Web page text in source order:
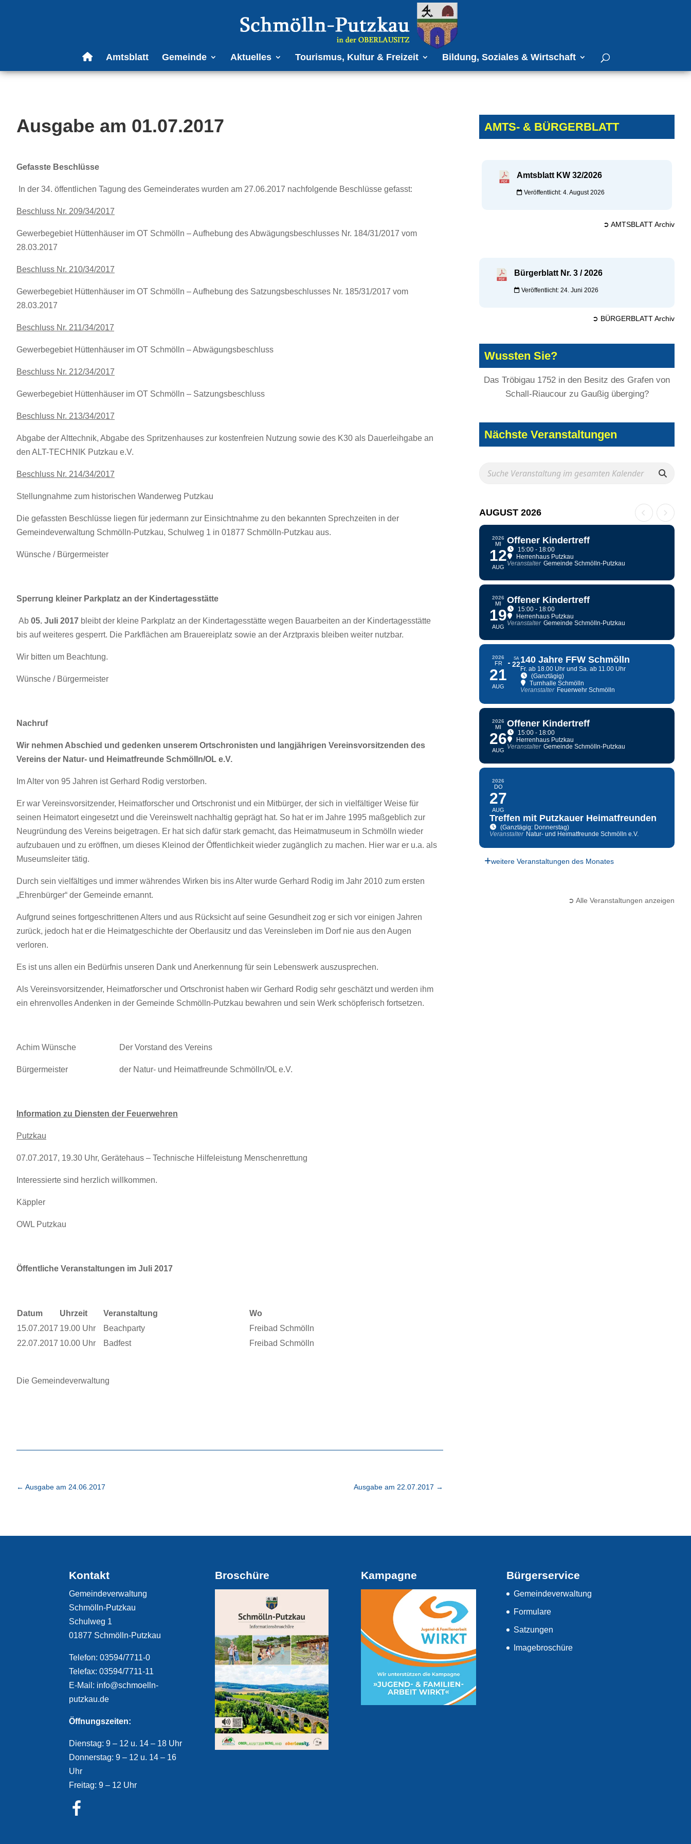
Amtsblatt Gemeinde Aktuelles Tourismus, Kultur & Freizeit Bildung, Soziales & Wirtschaft
Ausgabe am 01.07.2017
Gefasste Beschlüsse
In der 34. öffentlichen Tagung des Gemeinderates wurden am 27.06.2017 nachfolgende Beschlüsse gefasst:
Beschluss Nr. 209/34/2017
Gewerbegebiet Hüttenhäuser im OT Schmölln – Aufhebung des Abwägungsbeschlusses Nr. 184/31/2017 vom
28.03.2017
Beschluss Nr. 210/34/2017
Gewerbegebiet Hüttenhäuser im OT Schmölln – Aufhebung des Satzungsbeschlusses Nr. 185/31/2017 vom
28.03.2017
Beschluss Nr. 211/34/2017
Gewerbegebiet Hüttenhäuser im OT Schmölln – Abwägungsbeschluss
Beschluss Nr. 212/34/2017
Gewerbegebiet Hüttenhäuser im OT Schmölln – Satzungsbeschluss
Beschluss Nr. 213/34/2017
Abgabe der Alttechnik, Abgabe des Spritzenhauses zur kostenfreien Nutzung sowie des K30 als Dauerleihgabe an
den ALT-TECHNIK Putzkau e.V.
Beschluss Nr. 214/34/2017
Stellungnahme zum historischen Wanderweg Putzkau
Die gefassten Beschlüsse liegen für jedermann zur Einsichtnahme zu den bekannten Sprechzeiten in der
Gemeindeverwaltung Schmölln-Putzkau, Schulweg 1 in 01877 Schmölln-Putzkau aus.
Wünsche / Bürgermeister
Sperrung kleiner Parkplatz an der Kindertagesstätte
Ab 05. Juli 2017 bleibt der kleine Parkplatz an der Kindertagesstätte wegen Bauarbeiten an der Kindertagesstätte
bis auf weiteres gesperrt. Die Parkflächen am Brauereiplatz sowie an der Arztpraxis bleiben weiter nutzbar.
Wir bitten um Beachtung.
Wünsche / Bürgermeister
Nachruf
Wir nehmen Abschied und gedenken unserem Ortschronisten und langjährigen Vereinsvorsitzenden des
Vereins der Natur- und Heimatfreunde Schmölln/OL e.V.
Im Alter von 95 Jahren ist Gerhard Rodig verstorben.
Er war Vereinsvorsitzender, Heimatforscher und Ortschronist und ein Mitbürger, der sich in vielfältiger Weise für
seinen Heimatort eingesetzt und die Vereinswelt nachhaltig geprägt hat. So hat er im Jahre 1995 maßgeblich zur
Neugründung des Vereins beigetragen. Er hat sich dafür stark gemacht, das Heimatmuseum in Schmölln wieder
aufzubauen und zu eröffnen, um dieses Kleinod der Öffentlichkeit wieder zugänglich zu machen. Hier war er u.a. als
Museumsleiter tätig.
Durch sein vielfältiges und immer währendes Wirken bis ins Alter wurde Gerhard Rodig im Jahr 2010 zum ersten
„Ehrenbürger“ der Gemeinde ernannt.
Aufgrund seines fortgeschrittenen Alters und aus Rücksicht auf seine Gesundheit zog er sich vor einigen Jahren
zurück, jedoch hat er die Heimatgeschichte der Oberlausitz und das Vereinsleben im Dorf nie aus den Augen
verloren.
Es ist uns allen ein Bedürfnis unseren Dank und Anerkennung für sein Lebenswerk auszusprechen.
Als Vereinsvorsitzender, Heimatforscher und Ortschronist haben wir Gerhard Rodig sehr geschätzt und werden ihm
ein ehrenvolles Andenken in der Gemeinde Schmölln-Putzkau bewahren und sein Werk schöpferisch fortsetzen.
Achim Wünsche Der Vorstand des Vereins
Bürgermeister der Natur- und Heimatfreunde Schmölln/OL e.V.
Information zu Diensten der Feuerwehren
Putzkau
07.07.2017, 19.30 Uhr, Gerätehaus – Technische Hilfeleistung Menschenrettung
Interessierte sind herzlich willkommen.
Käppler
OWL Putzkau
Öffentliche Veranstaltungen im Juli 2017
Datum Uhrzeit Veranstaltung
Wo
15.07.2017 19.00 Uhr Beachparty
Freibad Schmölln
22.07.2017 10.00 Uhr Badfest Freibad Schmölln
Die Gemeindeverwaltung
← Ausgabe am 24.06.2017 Ausgabe am 22.07.2017 →
AMTS- & BÜRGERBLATT
Amtsblatt KW 32/2026
Veröffentlicht: 4. August 2026
➲ AMTSBLATT Archiv
Bürgerblatt Nr. 3 / 2026
Veröffentlicht: 24. Juni 2026
➲ BÜRGERBLATT Archiv
Wussten Sie?
Das Tröbigau 1752 in den Besitz des Grafen von
Schall-Riaucour zu Gaußig überging?
Nächste Veranstaltungen
AUGUST 2026
2026
MI
12
AUG
Offener Kindertreff
15:00 - 18:00
Herrenhaus Putzkau
Veranstalter Gemeinde Schmölln-Putzkau
2026
MI
19
AUG
Offener Kindertreff
15:00 - 18:00
Herrenhaus Putzkau
Veranstalter Gemeinde Schmölln-Putzkau
2026
FR
21
AUG
SA
22140 Jahre FFW Schmölln
Fr. ab 18.00 Uhr und Sa. ab 11.00 Uhr
(Ganztägig)
Turnhalle Schmölln
Veranstalter Feuerwehr Schmölln
2026
MI
26
AUG
Offener Kindertreff
15:00 - 18:00
Herrenhaus Putzkau
Veranstalter Gemeinde Schmölln-Putzkau
2026
DO
27
AUG
Treffen mit Putzkauer Heimatfreunden
(Ganztägig: Donnerstag)
Veranstalter Natur- und Heimatfreunde Schmölln e.V.
weitere Veranstaltungen des Monates
➲ Alle Veranstaltungen anzeigen
Kontakt
Gemeindeverwaltung
Schmölln-Putzkau
Schulweg 1
01877 Schmölln-Putzkau
Telefon: 03594/7711-0
Telefax: 03594/7711-11
E-Mail: info@schmoelln-
putzkau.de
Öffnungszeiten:
Dienstag: 9 – 12 u. 14 – 18 Uhr
Donnerstag: 9 – 12 u. 14 – 16
Uhr
Freitag: 9 – 12 Uhr
Broschüre Kampagne Bürgerservice
Gemeindeverwaltung
Formulare
Satzungen
Imagebroschüre